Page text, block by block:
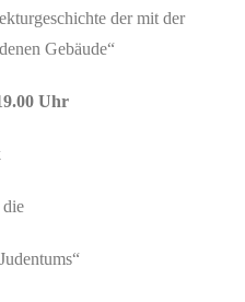
der mit der
Gebäude“
Uhr